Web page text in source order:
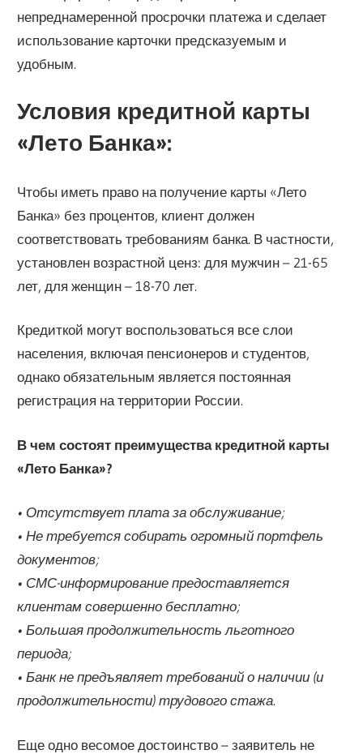
непреднамеренной просрочки платежа и сделает
использование карточки предсказуемым и
удобным.
Условия кредитной карты
«Лето Банка»:
Чтобы иметь право на получение карты «Лето
Банка» без процентов, клиент должен
соответствовать требованиям банка. В частности,
установлен возрастной ценз: для мужчин – 21-65
лет, для женщин – 18-70 лет.
Кредиткой могут воспользоваться все слои
населения, включая пенсионеров и студентов,
однако обязательным является постоянная
регистрация на территории России.
В чем состоят преимущества кредитной карты
«Лето Банка»?
• Отсутствует плата за обслуживание;
• Не требуется собирать огромный портфель
документов;
• СМС-информирование предоставляется
клиентам совершенно бесплатно;
• Большая продолжительность льготного
периода;
• Банк не предъявляет требований о наличии (и
продолжительности) трудового стажа.
Еще одно весомое достоинство – заявитель не